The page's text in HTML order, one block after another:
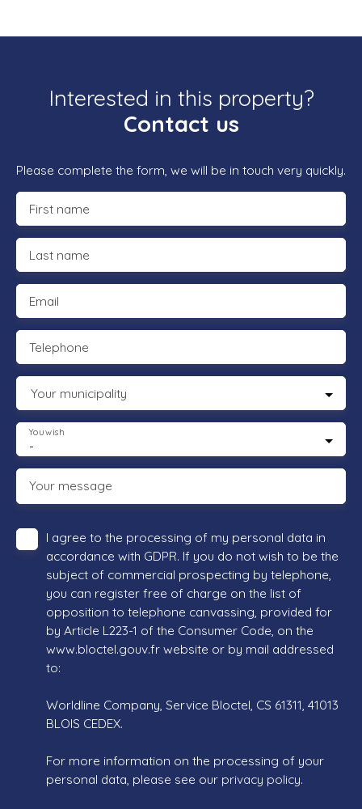
Interested in this property?
Contact us
Please complete the form, we will be in touch very quickly.
First name
Last name
Email
Telephone
Your municipality
-
You wish
Your message
I agree to the processing of my personal data in
accordance with GDPR. If you do not wish to be the
subject of commercial prospecting by telephone,
you can register free of charge on the list of
opposition to telephone canvassing, provided for
by Article L223-1 of the Consumer Code, on the
www.bloctel.gouv.fr website or by mail addressed
to:
Worldline Company, Service Bloctel, CS 61311, 41013
BLOIS CEDEX.
For more information on the processing of your
personal data, please see our privacy policy.